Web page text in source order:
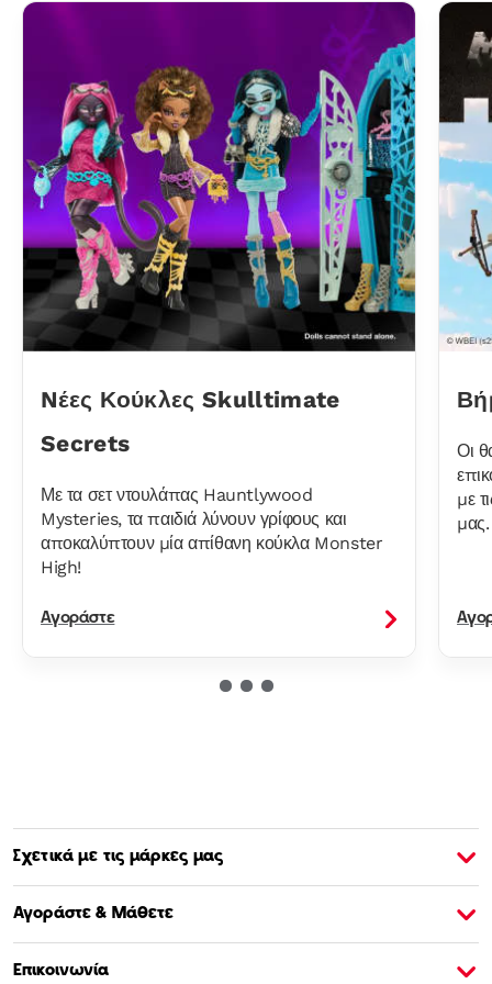
Nέες Κούκλες Skulltimate
Secrets
Με τα σετ ντουλάπας Hauntlywood
Mysteries, τα παιδιά λύνουν γρίφους και
αποκαλύπτουν μία απίθανη κούκλα Monster
High!
Αγοράστε
Οι
με
μας.
Σχετικά με τις μάρκες μας
Αγοράστε & Μάθετε
Επικοινωνία